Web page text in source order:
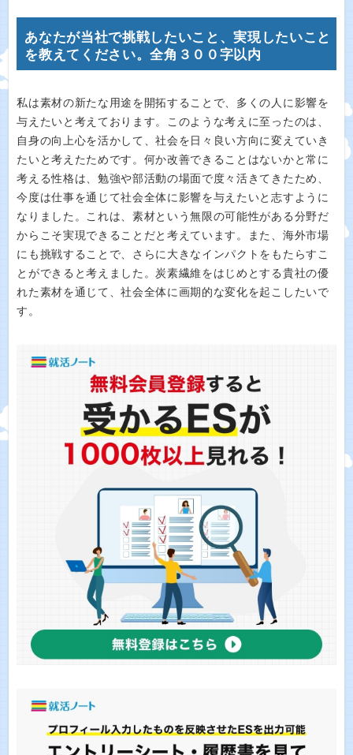
あなたが当社で挑戦したいこと、実現したいこと
を教えてください。全角３００字以内
私は素材の新たな用途を開拓することで、多くの人に影響を
与えたいと考えております。このような考えに至ったのは、
自身の向上心を活かして、社会を日々良い方向に変えていき
たいと考えたためです。何か改善できることはないかと常に
考える性格は、勉強や部活動の場面で度々活きてきたため、
今度は仕事を通じて社会全体に影響を与えたいと志すように
なりました。これは、素材という無限の可能性がある分野だ
からこそ実現できることだと考えています。また、海外市場
にも挑戦することで、さらに大きなインパクトをもたらすこ
とができると考えました。炭素繊維をはじめとする貴社の優
れた素材を通じて、社会全体に画期的な変化を起こしたいで
す。